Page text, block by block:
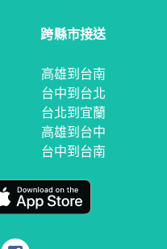
跨縣市接送
高雄到台南
台中到台北
台北到宜蘭
高雄到台中
台中到台南